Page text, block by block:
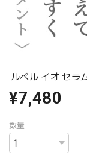
ルベル イオ セラ
¥7,480
数量